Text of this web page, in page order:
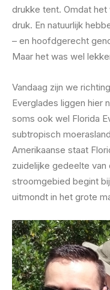
drukke tent. Omdat
druk. En natuurlijk
– en hoofdgerecht
Maar het was wel
Vandaag zijn we
Everglades liggen hier
soms ook wel Florida
subtropisch
Amerikaanse staat
zuidelijke gedeelte
stroomgebied begint
uitmondt in het grote